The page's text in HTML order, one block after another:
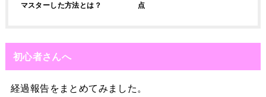
マスターした方法とは？
点
初心者さんへ
経過報告をまとめてみました。